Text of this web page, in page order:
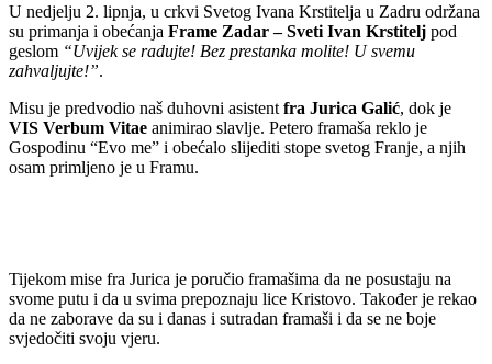
U nedjelju 2. lipnja, u crkvi Svetog Ivana Krstitelja u Zadru održana
su primanja i obećanja Frame Zadar – Sveti Ivan Krstitelj pod
geslom “Uvijek se radujte! Bez prestanka molite! U svemu
zahvaljujte!”.
Misu je predvodio naš duhovni asistent fra Jurica Galić, dok je
VIS Verbum Vitae animirao slavlje. Petero framaša reklo je
Gospodinu “Evo me” i obećalo slijediti stope svetog Franje, a njih
osam primljeno je u Framu.
Tijekom mise fra Jurica je poručio framašima da ne posustaju na
svome putu i da u svima prepoznaju lice Kristovo. Također je rekao
da ne zaborave da su i danas i sutradan framaši i da se ne boje
svjedočiti svoju vjeru.